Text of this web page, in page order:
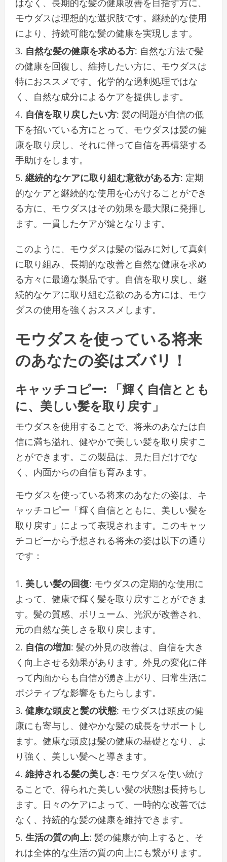
モウダスは理想的な選択肢です。継続的な使用
により、持続可能な髪の健康を実現します。
自然な髪の健康を求める方: 自然な方法で髪
の健康を回復し、維持したい方に、モウダスは
特におススメです。化学的な過剰処理ではな
く、自然な成分によるケアを提供します。
自信を取り戻したい方: 髪の問題が自信の低
下を招いている方にとって、モウダスは髪の健
康を取り戻し、それに伴って自信を再構築する
手助けをします。
継続的なケアに取り組む意欲がある方: 定期
的なケアと継続的な使用を心がけることができ
る方に、モウダスはその効果を最大限に発揮し
ます。一貫したケアが鍵となります。
このように、モウダスは髪の悩みに対して真剣
に取り組み、長期的な改善と自然な健康を求め
る方々に最適な製品です。自信を取り戻し、継
続的なケアに取り組む意欲のある方には、モウ
ダスの使用を強くおススメします。
モウダスを使っている将来
のあなたの姿はズバリ！
キャッチコピー: 「輝く自信ととも
に、美しい髪を取り戻す」
モウダスを使用することで、将来のあなたは自
信に満ち溢れ、健やかで美しい髪を取り戻すこ
とができます。この製品は、見た目だけでな
く、内面からの自信も育みます。
モウダスを使っている将来のあなたの姿は、キ
ャッチコピー「輝く自信とともに、美しい髪を
取り戻す」によって表現されます。このキャッ
チコピーから予想される将来の姿は以下の通り
です：
美しい髪の回復: モウダスの定期的な使用に
よって、健康で輝く髪を取り戻すことができま
す。髪の質感、ボリューム、光沢が改善され、
元の自然な美しさを取り戻します。
自信の増加: 髪の外見の改善は、自信を大き
く向上させる効果があります。外見の変化に伴
って内面からも自信が湧き上がり、日常生活に
ポジティブな影響をもたらします。
健康な頭皮と髪の状態: モウダスは頭皮の健
康にも寄与し、健やかな髪の成長をサポートし
ます。健康な頭皮は髪の健康の基礎となり、よ
り強く、美しい髪へと導きます。
維持される髪の美しさ: モウダスを使い続け
ることで、得られた美しい髪の状態は長持ちし
ます。日々のケアによって、一時的な改善では
なく、持続的な髪の健康を維持できます。
生活の質の向上: 髪の健康が向上すると、そ
れは全体的な生活の質の向上にも繋がります。